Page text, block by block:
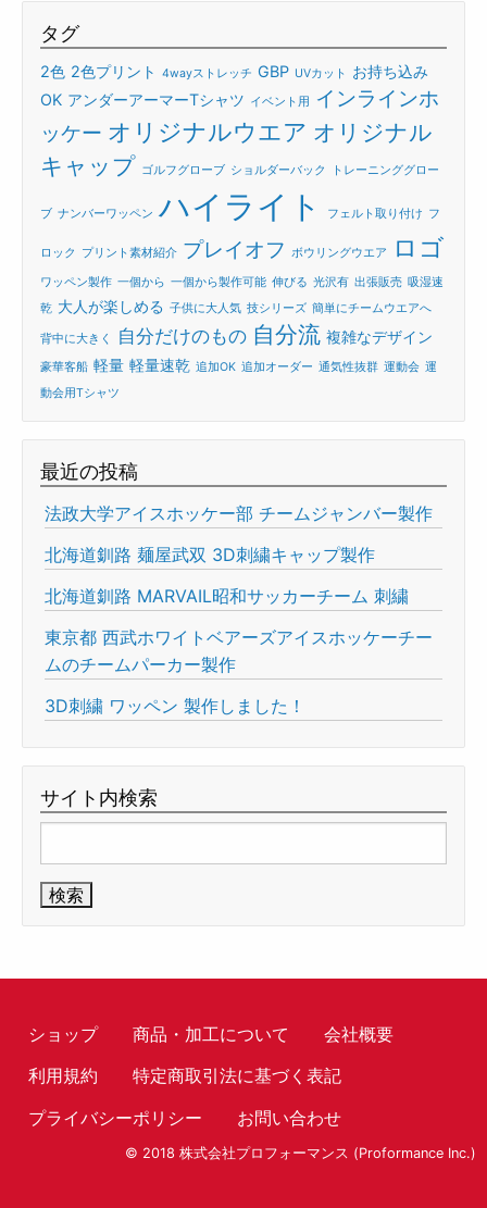
タグ
2色 2色プリント 4wayストレッチ GBP UVカット
お持ち込み
OK アンダーアーマーTシャツ イベント用
インラインホ
ッケー オリジナルウエア オリジナル
キャップ ゴルフグローブ ショルダーバック トレーニンググロー
ブ ナンバーワッペン ハイライト フェルト取り付け フ
ロック プリント素材紹介 プレイオフ ボウリングウエア ロゴ
ワッペン製作 一個から 一個から製作可能 伸びる 光沢有 出張販売 吸湿速
乾 大人が楽しめる 子供に大人気 技シリーズ 簡単にチームウエアへ
背中に大きく 自分だけのもの 自分流 複雑なデザイン
豪華客船 軽量 軽量速乾 追加OK 追加オーダー 通気性抜群 運動会 運
動会用Tシャツ
最近の投稿
法政大学アイスホッケー部 チームジャンバー製作
北海道釧路 麺屋武双 3D刺繍キャップ製作
北海道釧路 MARVAIL昭和サッカーチーム 刺繍
東京都 西武ホワイトベアーズアイスホッケーチー
ムのチームパーカー製作
3D刺繍 ワッペン 製作しました！
サイト内検索
索:
ショップ 商品・加工について
会社概要
利用規約
特定商取引法に基づく表記
プライバシーポリシー
お問い合わせ
© 2018 株式会社プロフォーマンス (Proformance Inc.)